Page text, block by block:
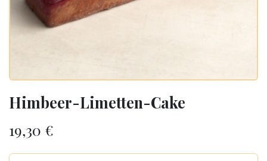
Himbeer-Limetten-Cake
19,30 €